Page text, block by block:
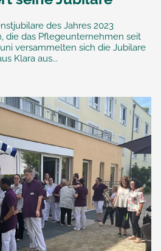
des Jahres 2023
die das Pflegeunternehmen seit
versammelten sich die Jubilare
Klara aus...